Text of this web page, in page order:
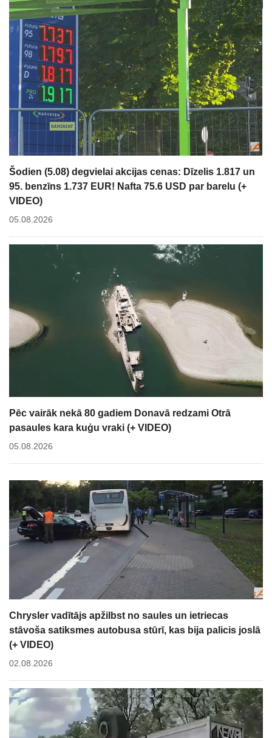
Šodien (5.08) degvielai akcijas cenas: Dīzelis 1.817 un
95. benzīns 1.737 EUR! Nafta 75.6 USD par barelu (+
VIDEO)
05.08.2026
Pēc vairāk nekā 80 gadiem Donavā redzami Otrā
pasaules kara kuģu vraki (+ VIDEO)
05.08.2026
Chrysler vadītājs apžilbst no saules un ietriecas
stāvoša satiksmes autobusa stūrī, kas bija palicis joslā
(+ VIDEO)
02.08.2026